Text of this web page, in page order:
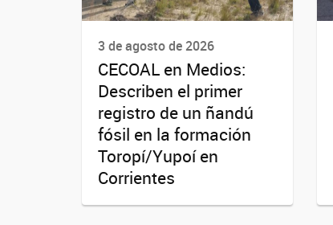
3 de agosto de 2026
CECOAL en Medios:
Describen el primer
registro de un ñandú
fósil en la formación
Toropí/Yupoí en
Corrientes